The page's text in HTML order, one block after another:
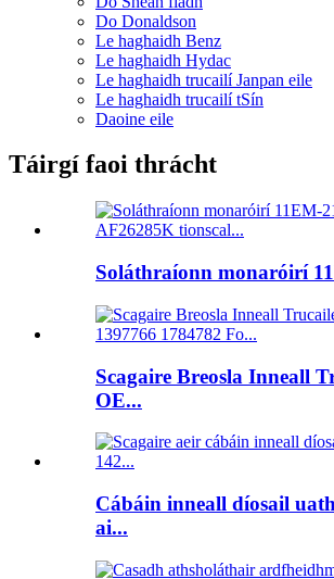
Do Donaldson
Le haghaidh Benz
Le haghaidh Hydac
Le haghaidh trucailí Janpan eile
Le haghaidh trucailí tSín
Daoine eile
Táirgí faoi thrácht
Soláthraíonn monaróirí
Scagaire Breosla Inneall
OE...
Cábáin inneall díosail
ai...